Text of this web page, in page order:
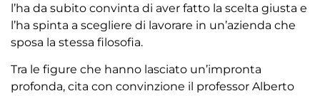
l’ha da subito convinta di aver fatto la scelta giusta e
l’ha spinta a scegliere di lavorare in un’azienda che
sposa la stessa filosofia.
Tra le figure che hanno lasciato un’impronta
profonda, cita con convinzione il professor Alberto